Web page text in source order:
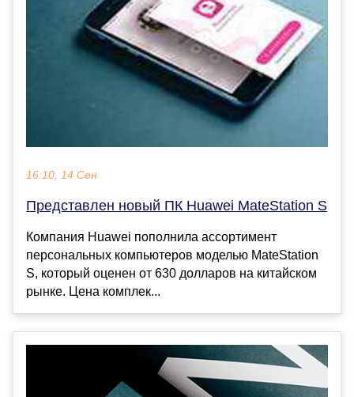
16:10, 14 Сен
Представлен новый ПК Huawei MateStation S
Компания Huawei пополнила ассортимент
персональных компьютеров моделью MateStation
S, который оценен от 630 долларов на китайском
рынке. Цена комплек...